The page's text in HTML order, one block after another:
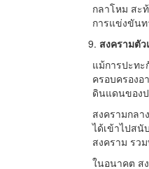
กลาโหม สะ
การแข่งขัน
สงครามตั
แม้การปะท
ครอบครองอ
ดินแดนของ
สงครามกลา
ได้เข้าไปสนั
สงคราม รว
ในอนาคต ส